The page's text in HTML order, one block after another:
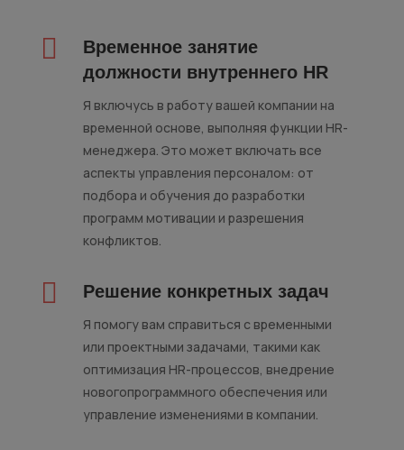

Временное занятие
должности внутреннего HR
Я включусь в работу вашей компании на
временной основе, выполняя функции HR-
менеджера. Это может включать все
аспекты управления персоналом: от
подбора и обучения до разработки
программ мотивации и разрешения
конфликтов.
 Решение конкретных задач
Я помогу вам справиться с временными
или проектными задачами, такими как
оптимизация HR-процессов, внедрение
новогопрограммного обеспечения или
управление изменениями в компании.